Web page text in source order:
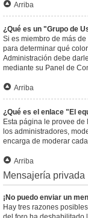
Arriba
¿Qué es un "Grupo de
Si es miembro de más
para determinar qué
Administración debe
mediante su Panel de
Arriba
¿Qué es el enlace "El
Esta página le provee
los administradores,
encarga de moderar
Arriba
Mensajería privada
¡No puedo enviar un
Hay tres razones